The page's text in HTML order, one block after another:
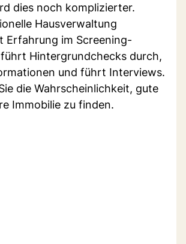
dies noch komplizierter.
Hausverwaltung
Erfahrung im Screening-
führt Hintergrundchecks durch,
und führt Interviews.
die Wahrscheinlichkeit, gute
Immobilie zu finden.